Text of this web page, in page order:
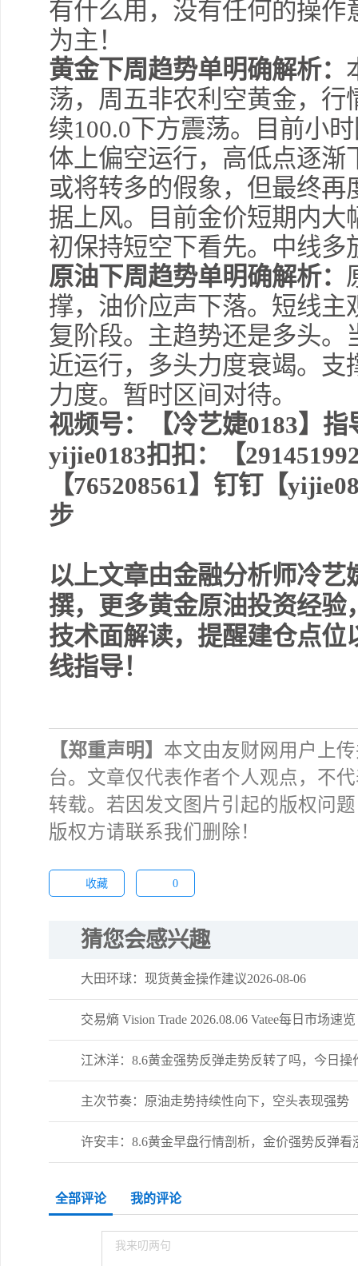
有什么用，没有任何的操
为主！
黄金下周趋势单明确解析：
荡，周五非农利空黄金，
续100.0下方震荡。目前小
体上偏空运行，高低点逐
或将转多的假象，但最终
据上风。目前金价短期内
初保持短空下看先。中线多
原油下周趋势单明确解析：
撑，油价应声下落。短线
复阶段。主趋势还是多头
近运行，多头力度衰竭。支
力度。暂时区间对待。
视频号：【冷艺婕0183】
yijie0183扣扣：【
【765208561】钉钉【
步
以上文章由金融分析师冷
撰，更多黄金原油投资经
技术面解读，提醒建仓点
线指导！
【郑重声明】 本文由友财网用户上
台。文章仅代表作者个人观点，不
转载。若因发文图片引起的版权问
版权方请联系我们删除！
收藏 0
猜您会感兴趣
大田环球：现货黄金操作建议2026-08-06
交易熵 Vision Trade 2026.08.06 Vatee每日市场速览
江沐洋：8.6黄金强势反弹走势反转了吗，今日操
主次节奏：原油走势持续性向下，空头表现强势
许安丰：8.6黄金早盘行情剖析，金价强势反弹看
全部评论 我的评论
我来叨两句